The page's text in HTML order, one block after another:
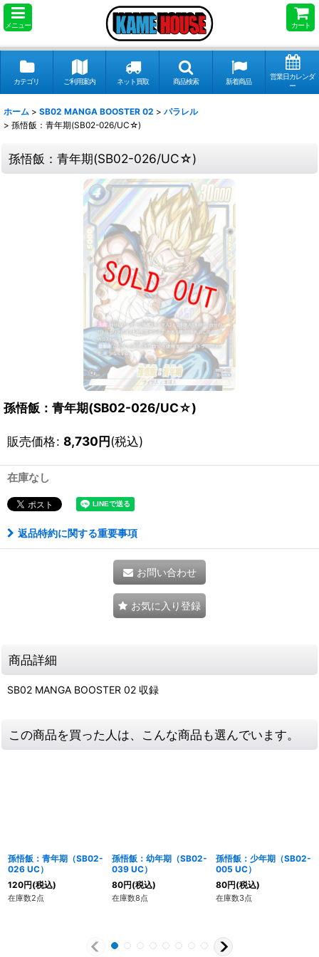
メニュー カート
カテゴリ ご利用案内 ネット買取 商品検索 新着商品
営業日カレンダ
ー
ホーム > SB02 MANGA BOOSTER 02 > パラレル
> 孫悟飯：青年期(SB02-026/UC☆)
孫悟飯：青年期(SB02-026/UC☆)
孫悟飯：青年期(SB02-026/UC☆)
販売価格: 8,730円(税込)
在庫なし
返品特約に関する重要事項
お問い合わせ
お気に入り登録
商品詳細
SB02 MANGA BOOSTER 02 収録
この商品を買った人は、こんな商品も選んでいます。
孫悟飯：青年期（SB02-
026 UC）
120円(税込)
在庫数2点
孫悟飯：幼年期（SB02-
039 UC）
80円(税込)
在庫数8点
孫悟飯：少年期（SB02-
005 UC）
80円(税込)
在庫数3点